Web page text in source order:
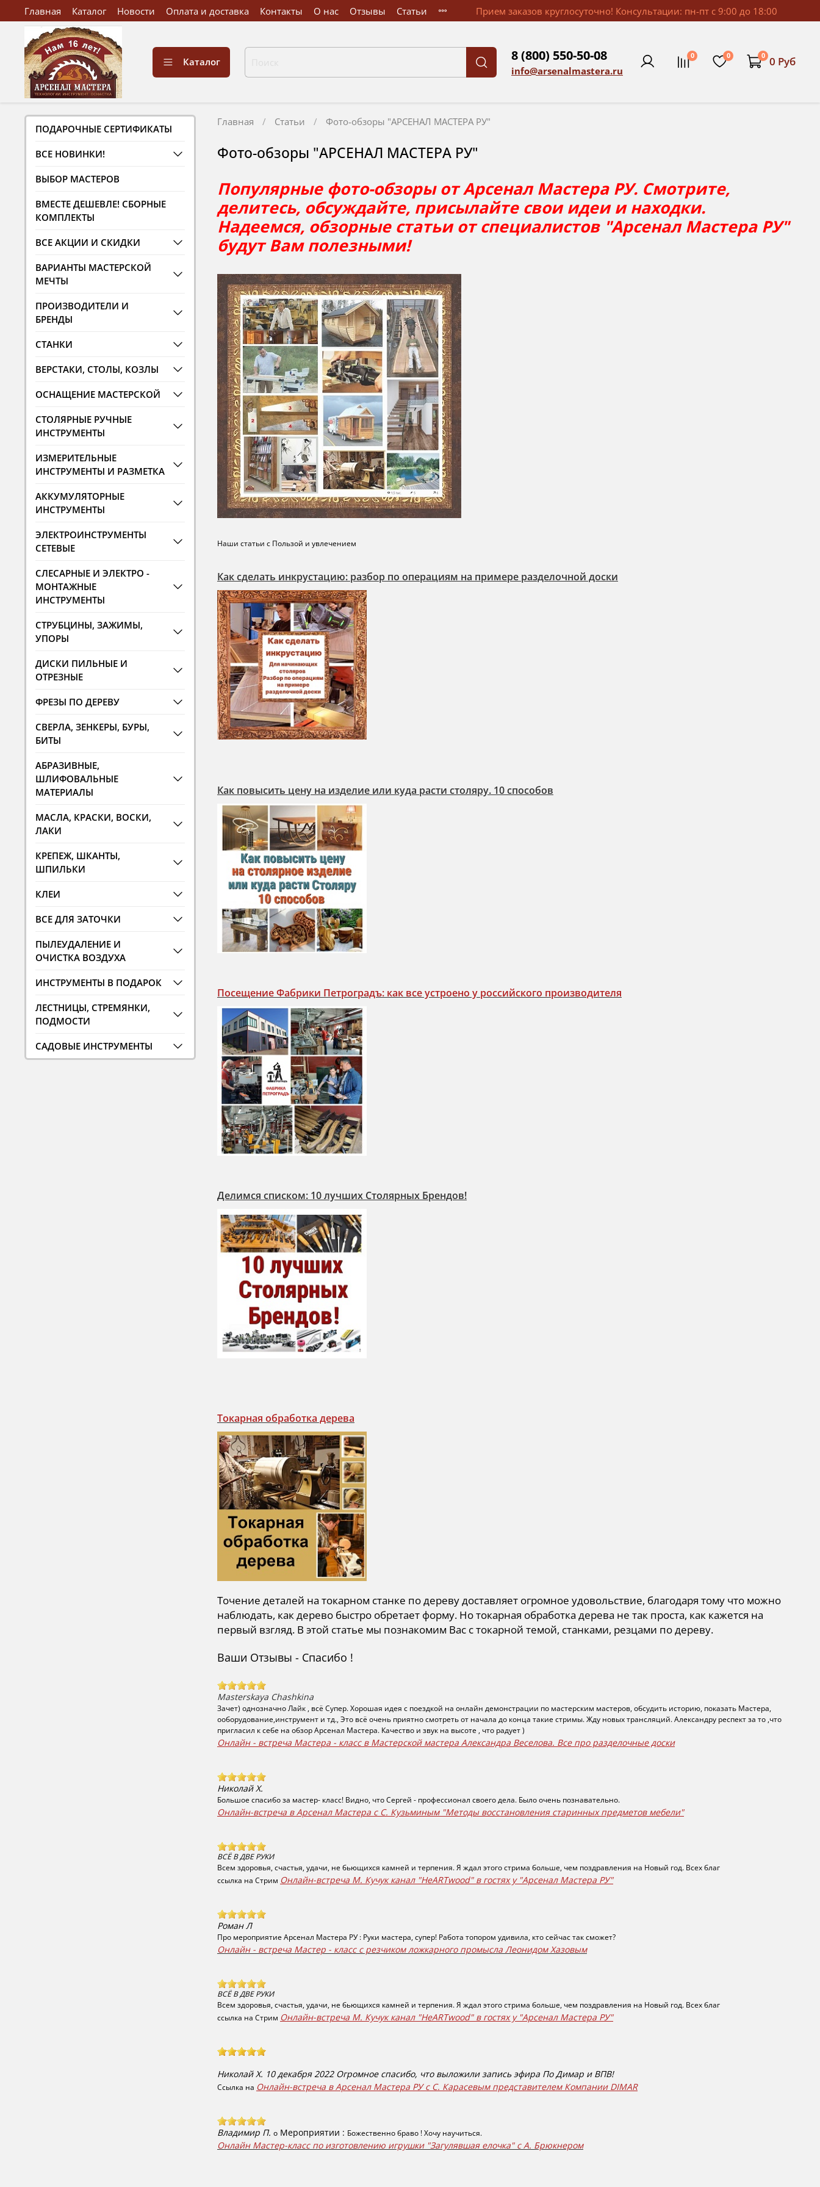
Главная Каталог Новости Оплата и доставка Контакты О нас Отзывы Статьи Прием заказов круглосуточно! Консультации: пн-пт с 9:00 до 18:00
Каталог 8 (800) 550-50-08
info@arsenalmastera.ru
0 0 0 0 Руб
Главная Статьи Фото-обзоры "АРСЕНАЛ МАСТЕРА РУ"
Фото-обзоры "АРСЕНАЛ МАСТЕРА РУ"
Популярные фото-обзоры от Арсенал Мастера РУ. Смотрите,
делитесь, обсуждайте, присылайте свои идеи и находки.
Надеемся, обзорные статьи от специалистов "Арсенал Мастера РУ"
будут Вам полезными!
Наши статьи с Пользой и увлечением
Как сделать инкрустацию: разбор по операциям на примере разделочной доски
Как повысить цену на изделие или куда расти столяру. 10 способов
Посещение Фабрики Петроградъ: как все устроено у российского производителя
Делимся списком: 10 лучших Столярных Брендов!
Токарная обработка дерева
Точение деталей на токарном станке по дереву доставляет огромное удовольствие, благодаря тому что можно
наблюдать, как дерево быстро обретает форму. Но токарная обработка дерева не так проста, как кажется на
первый взгляд. В этой статье мы познакомим Вас с токарной темой, станками, резцами по дереву.
Ваши Отзывы - Спасибо !
Masterskaya Chashkina
Зачет) однозначно Лайк , всё Супер. Хорошая идея с поездкой на онлайн демонстрации по мастерским мастеров, обсудить историю, показать Мастера,
ооборудование,инструмент и тд., Это всё очень приятно смотреть от начала до конца такие стримы. Жду новых трансляций. Александру респект за то ,что
пригласил к себе на обзор Арсенал Мастера. Качество и звук на высоте , что радует )
Онлайн - встреча Мастера - класс в Мастерской мастера Александра Веселова. Все про разделочные доски
Николай Х.
Большое спасибо за мастер- класс! Видно, что Сергей - профессионал своего дела. Было очень познавательно.
Онлайн-встреча в Арсенал Мастера с С. Кузьминым "Методы восстановления старинных предметов мебели"
ВСË В ДВЕ РУКИ
​Всем здоровья, счастья, удачи, не бьющихся камней и терпения. Я ждал этого стрима больше, чем поздравления на Новый год. Всех благ
ссылка на Стрим Онлайн-встреча М. Кучук канал "HeARTwood" в гостях у "Арсенал Мастера РУ"
Роман Л
Про мероприятие Арсенал Мастера РУ : Руки мастера, супер! Работа топором удивила, кто сейчас так сможет?
Онлайн - встреча Мастер - класс с резчиком ложкарного промысла Леонидом Хазовым
ВСË В ДВЕ РУКИ
​Всем здоровья, счастья, удачи, не бьющихся камней и терпения. Я ждал этого стрима больше, чем поздравления на Новый год. Всех благ
ссылка на Стрим Онлайн-встреча М. Кучук канал "HeARTwood" в гостях у "Арсенал Мастера РУ"
Николай Х. 10 декабря 2022 Огромное спасибо, что выложили запись эфира По Димар и ВПВ!
Ссылка на Онлайн-встреча в Арсенал Мастера РУ с С. Карасевым представителем Компании DIMAR
Владимир П. оМероприятии : Божественно браво ! Хочу научиться.
Онлайн Мастер-класс по изготовлению игрушки "Загулявшая елочка" с А. Брюкнером
ПОДАРОЧНЫЕ СЕРТИФИКАТЫ
ВСЕ НОВИНКИ!
ВЫБОР МАСТЕРОВ
ВМЕСТЕ ДЕШЕВЛЕ! СБОРНЫЕ
КОМПЛЕКТЫ
ВСЕ АКЦИИ И СКИДКИ
ВАРИАНТЫ МАСТЕРСКОЙ
МЕЧТЫ
ПРОИЗВОДИТЕЛИ И
БРЕНДЫ
СТАНКИ
ВЕРСТАКИ, СТОЛЫ, КОЗЛЫ
ОСНАЩЕНИЕ МАСТЕРСКОЙ
СТОЛЯРНЫЕ РУЧНЫЕ
ИНСТРУМЕНТЫ
ИЗМЕРИТЕЛЬНЫЕ
ИНСТРУМЕНТЫ И РАЗМЕТКА
АККУМУЛЯТОРНЫЕ
ИНСТРУМЕНТЫ
ЭЛЕКТРОИНСТРУМЕНТЫ
СЕТЕВЫЕ
СЛЕСАРНЫЕ И ЭЛЕКТРО -
МОНТАЖНЫЕ
ИНСТРУМЕНТЫ
СТРУБЦИНЫ, ЗАЖИМЫ,
УПОРЫ
ДИСКИ ПИЛЬНЫЕ И
ОТРЕЗНЫЕ
ФРЕЗЫ ПО ДЕРЕВУ
СВЕРЛА, ЗЕНКЕРЫ, БУРЫ,
БИТЫ
АБРАЗИВНЫЕ,
ШЛИФОВАЛЬНЫЕ
МАТЕРИАЛЫ
МАСЛА, КРАСКИ, ВОСКИ,
ЛАКИ
КРЕПЕЖ, ШКАНТЫ,
ШПИЛЬКИ
КЛЕИ
ВСЕ ДЛЯ ЗАТОЧКИ
ПЫЛЕУДАЛЕНИЕ И
ОЧИСТКА ВОЗДУХА
ИНСТРУМЕНТЫ В ПОДАРОК
ЛЕСТНИЦЫ, СТРЕМЯНКИ,
ПОДМОСТИ
САДОВЫЕ ИНСТРУМЕНТЫ